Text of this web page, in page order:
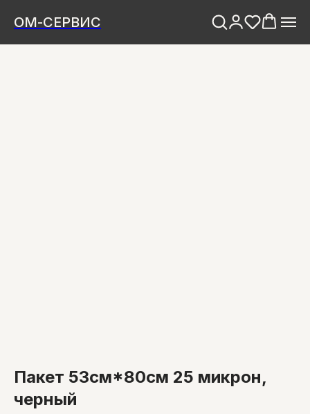
ОМ-СЕРВИС
Пакет 53см*80см 25 микрон,
черный